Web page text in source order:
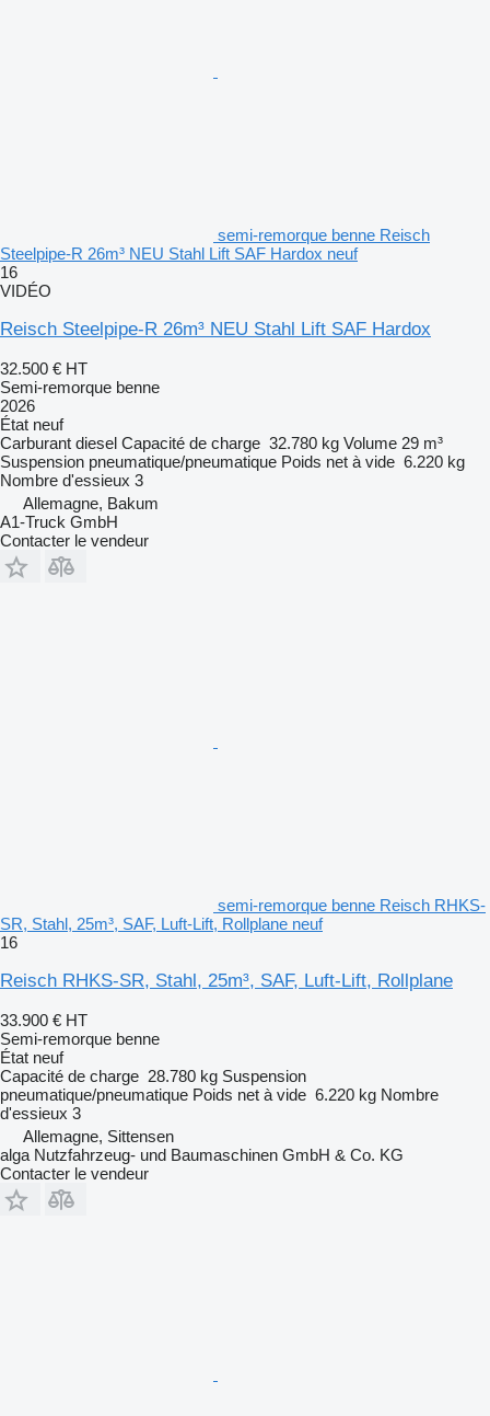
semi-remorque benne Reisch
Steelpipe-R 26m³ NEU Stahl Lift SAF Hardox neuf
16
VIDÉO
Reisch Steelpipe-R 26m³ NEU Stahl Lift SAF Hardox
32.500 € HT
Semi-remorque benne
2026
État neuf
Carburant diesel Capacité de charge 32.780 kg Volume 29 m³
Suspension pneumatique/pneumatique Poids net à vide 6.220 kg
Nombre d'essieux 3
Allemagne, Bakum
A1-Truck GmbH
Contacter le vendeur
semi-remorque benne Reisch RHKS-
SR, Stahl, 25m³, SAF, Luft-Lift, Rollplane neuf
16
Reisch RHKS-SR, Stahl, 25m³, SAF, Luft-Lift, Rollplane
33.900 € HT
Semi-remorque benne
État neuf
Capacité de charge 28.780 kg Suspension
pneumatique/pneumatique Poids net à vide 6.220 kg Nombre
d'essieux 3
Allemagne, Sittensen
alga Nutzfahrzeug- und Baumaschinen GmbH & Co. KG
Contacter le vendeur